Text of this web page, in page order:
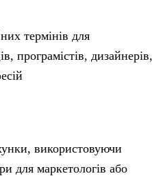
термінів для
програмістів, дизайнерів,
використовуючи
для маркетологів або